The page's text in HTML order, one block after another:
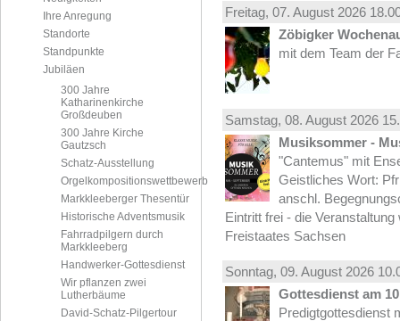
Ihre Anregung
Standorte
Standpunkte
Jubiläen
300 Jahre
Katharinenkirche
Großdeuben
300 Jahre Kirche
Gautzsch
Schatz-Ausstellung
Orgelkompositionswettbewerb
Markkleeberger Thesentür
Historische Adventsmusik
Fahrradpilgern durch
Markkleeberg
Handwerker-Gottesdienst
Wir pflanzen zwei
Lutherbäume
David-Schatz-Pilgertour
Freitag, 07. August 2026
Zöbigker
mit dem Team der
Samstag, 08. August 2026
Musiksommer -
"Cantemus" mit
Geistliches Wort:
anschl.
Eintritt frei - die
Freistaates Sachsen
Sonntag, 09. August 2026
Gottesdienst am
Predigtgottesdienst